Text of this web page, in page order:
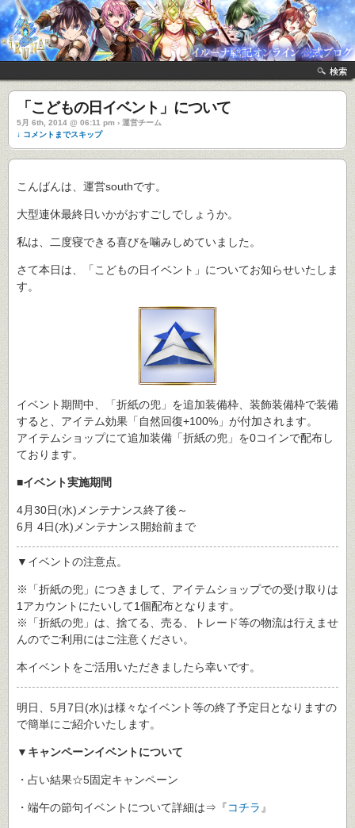
検索
「こどもの日イベント」について
5月 6th, 2014 @ 06:11 pm › 運営チーム
↓ コメントまでスキップ
こんばんは、運営southです。
大型連休最終日いかがおすごしでしょうか。
私は、二度寝できる喜びを噛みしめていました。
さて本日は、「こどもの日イベント」についてお知らせいたしま
す。
イベント期間中、「折紙の兜」を追加装備枠、装飾装備枠で装備
すると、アイテム効果「自然回復+100%」が付加されます。
アイテムショップにて追加装備「折紙の兜」を0コインで配布し
ております。
■イベント実施期間
4月30日(水)メンテナンス終了後～
6月 4日(水)メンテナンス開始前まで
▼イベントの注意点。
※「折紙の兜」につきまして、アイテムショップでの受け取りは
1アカウントにたいして1個配布となります。
※「折紙の兜」は、捨てる、売る、トレード等の物流は行えませ
んのでご利用にはご注意ください。
本イベントをご活用いただきましたら幸いです。
明日、5月7日(水)は様々なイベント等の終了予定日となりますの
で簡単にご紹介いたします。
▼キャンペーンイベントについて
・占い結果☆5固定キャンペーン
・端午の節句イベントについて詳細は⇒『コチラ 』